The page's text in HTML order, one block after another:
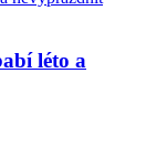
léto a